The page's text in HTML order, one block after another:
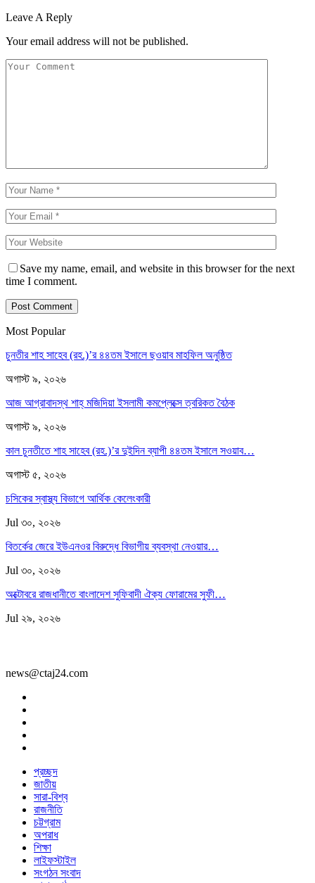
Leave A Reply
Your email address will not be published.
Save my name, email, and website in this browser for the next
time I comment.
Most Popular
চুনতীর শাহ সাহেব (রহ.)’র ৪৪তম ইসালে ছওয়াব মাহফিল অনুষ্ঠিত
অগাস্ট ৯, ২০২৬
আজ আগ্রাবাদস্থ শাহ্ মজিদিয়া ইসলামী কমপ্লেক্সে ত্বরিকত বৈঠক
অগাস্ট ৯, ২০২৬
কাল চুনতীতে শাহ সাহেব (রহ.)’র দুইদিন ব্যাপী ৪৪তম ইসালে সওয়াব…
অগাস্ট ৫, ২০২৬
চসিকের স্বাস্থ্য বিভাগে আর্থিক কেলেংকারী
Jul ৩০, ২০২৬
বিতর্কের জেরে ইউএনওর বিরুদ্ধে বিভাগীয় ব্যবস্থা নেওয়ার…
Jul ৩০, ২০২৬
অক্টোবরে রাজধানীতে বাংলাদেশ সুফিবাদী ঐক্য ফোরামের সুফী…
Jul ২৯, ২০২৬
news@ctaj24.com
প্রচ্ছদ
জাতীয়
সারা-বিশ্ব
রাজনীতি
চট্টগ্রাম
অপরাধ
শিক্ষা
লাইফস্টাইল
সংগঠন সংবাদ